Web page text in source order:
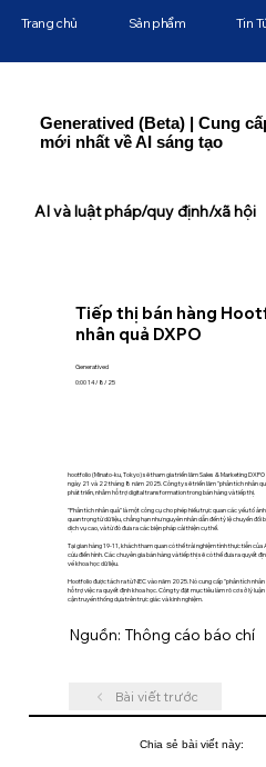
Generatived (Beta) | Cung
mới nhất về AI sáng tạo
Tiếp thị bán hàng
nhân quả DXPO
Generatived
0:00 14/8/25
hootfolio (Minato-ku, Tokyo) sẽ tham gia triển lãm Sales & Marketing
ngày 21 và 22 tháng 8 năm 2025. Công ty sẽ triển lãm "phân tích nhân
phát triển, nhằm hỗ trợ digital transformation trong bán hàng và tiếp thị.
"Phân tích nhân quả" là một công cụ cho phép hiểu trực quan các yếu tố
quan trọng từ dữ liệu, chẳng hạn như nguyên nhân dẫn đến tỷ lệ chuyển
dịch vụ cao, và từ đó đưa ra các biện pháp cải thiện cụ thể.
Tại gian hàng 19-11, khách tham quan có thể trải nghiệm tính thực tiễn
cứu điển hình. Các chuyên gia bán hàng và tiếp thị sẽ có thể đưa ra quyết
về khoa học dữ liệu.
Hootfolio được tách ra từ NEC vào năm 2025. Nó cung cấp "phân tích
hỗ trợ việc ra quyết định khoa học. Công ty đặt mục tiêu làm rõ cơ sở lý
cận truyền thống dựa trên trực giác và kinh nghiệm.
Nguồn: Thông cáo báo chí
Bài viết trước
Trang chủ Sản phẩm Tin
Chia sẻ bài viết này:
AI và luật pháp/quy định/xã hội